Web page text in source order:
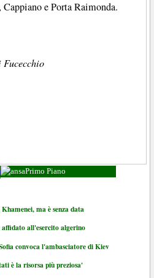
e Porta Raimonda.
Fucecchio
Primo Piano
ma è senza data
all'esercito algerino
convoca l'ambasciatore di Kiev
è la risorsa più preziosa'